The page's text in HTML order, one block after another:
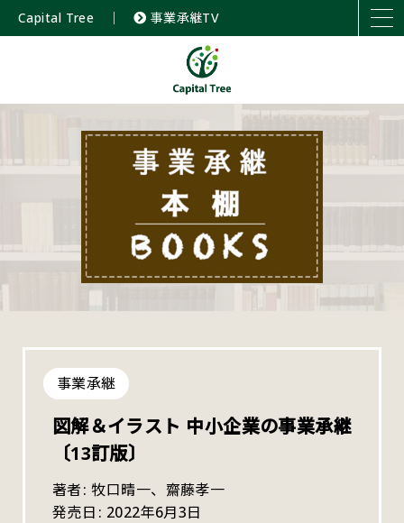
Capital Tree ｜ 事業承継TV
事業承継
図解＆イラスト 中小企業の事業承継
〔13訂版〕
著者 牧口晴一、齋藤孝一
発売日
2022年6月3日